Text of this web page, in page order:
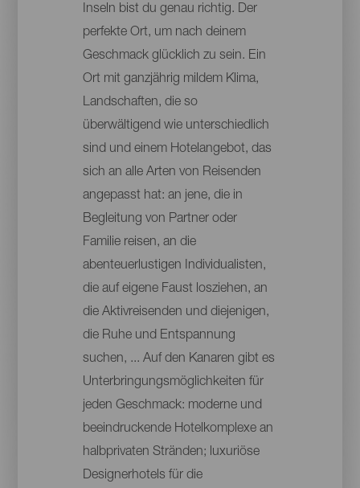
Inseln bist du genau richtig. Der
perfekte Ort, um nach deinem
Geschmack glücklich zu sein. Ein
Ort mit ganzjährig mildem Klima,
Landschaften, die so
überwältigend wie unterschiedlich
sind und einem Hotelangebot, das
sich an alle Arten von Reisenden
angepasst hat: an jene, die in
Begleitung von Partner oder
Familie reisen, an die
abenteuerlustigen Individualisten,
die auf eigene Faust losziehen, an
die Aktivreisenden und diejenigen,
die Ruhe und Entspannung
suchen, ... Auf den Kanaren gibt es
Unterbringungsmöglichkeiten für
jeden Geschmack: moderne und
beeindruckende Hotelkomplexe an
halbprivaten Stränden; luxuriöse
Designerhotels für die